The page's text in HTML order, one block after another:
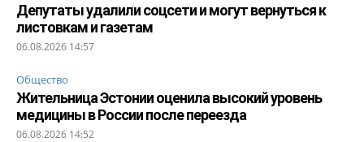
Депутаты удалили соцсети и могут вернуться к
листовкам и газетам
06.08.2026 14:57
Общество
Жительница Эстонии оценила высокий уровень
медицины в России после переезда
06.08.2026 14:52